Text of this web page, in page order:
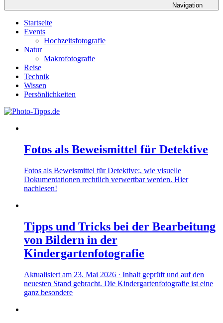
Navigation
Startseite
Events
Hochzeitsfotografie
Natur
Makrofotografie
Reise
Technik
Wissen
Persönlichkeiten
Fotos als Beweismittel für Detektive
Fotos als Beweismittel für Detektive:, wie visuelle
Dokumentationen rechtlich verwertbar werden. Hier
nachlesen!
Tipps und Tricks bei der Bearbeitung
von Bildern in der
Kindergartenfotografie
Aktualisiert am 23. Mai 2026 · Inhalt geprüft und auf den
neuesten Stand gebracht. Die Kindergartenfotografie ist eine
ganz besondere